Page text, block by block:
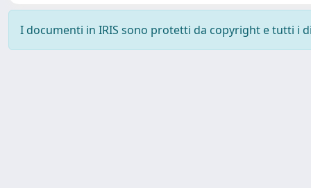
I documenti in IRIS sono protetti da copyright e tutti i